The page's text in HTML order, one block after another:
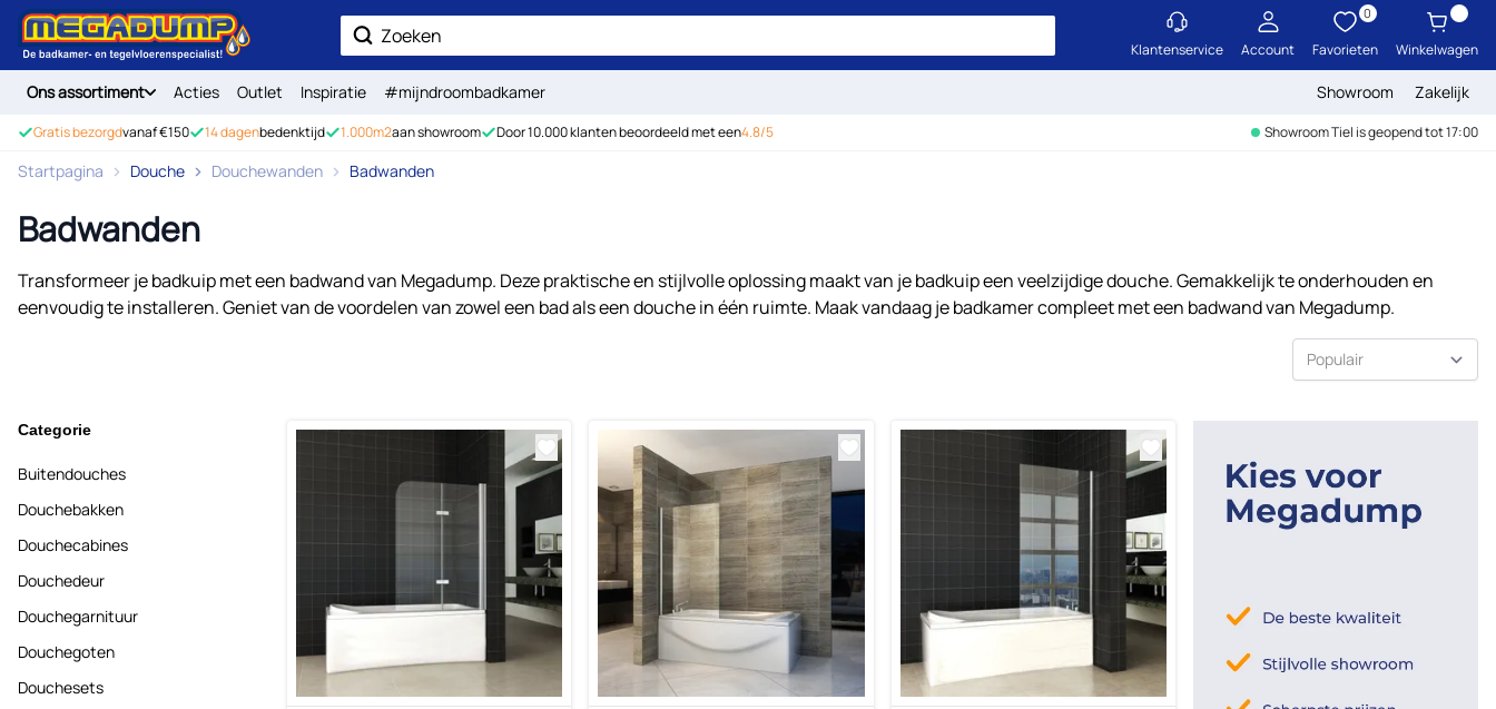
Ga naar de inhoud
Zoek Klantenservice Account Favorieten
0
Winkelwagen
Ons assortiment Acties Outlet Inspiratie #mijndroombadkamer Showroom Zakelijk
Gratis bezorgdvanaf €150 14 dagenbedenktijd 1.000m2aan showroom Door 10.000 klanten beoordeeld met een4.8/5 Showroom Tiel is geopend tot 17:00
Startpagina Douche Douchewanden Badwanden
Badwanden
Transformeer je badkuip met een badwand van Megadump. Deze praktische en stijlvolle oplossing maakt van je badkuip een veelzijdige douche. Gemakkelijk te onderhouden en
eenvoudig te installeren. Geniet van de voordelen van zowel een bad als een douche in één ruimte. Maak vandaag je badkamer compleet met een badwand van Megadump.
Categorie
Buitendouches
Douchebakken
Douchecabines
Douchedeur
Douchegarnituur
Douchegoten
Douchesets
Sorteer op